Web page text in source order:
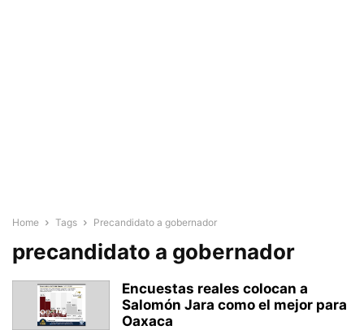
Home Tags Precandidato a gobernador
precandidato a gobernador
Encuestas reales colocan a
Salomón Jara como el mejor para
Oaxaca